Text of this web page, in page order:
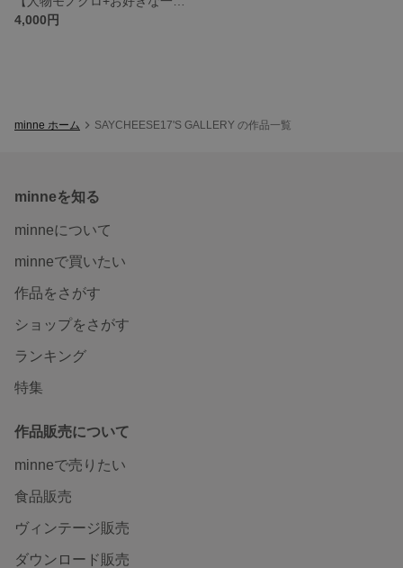
4,000円
minne ホーム SAYCHEESE17'S GALLERY の作品一覧
minneを知る
minneについて
minneで買いたい
作品をさがす
ショップをさがす
ランキング
特集
作品販売について
minneで売りたい
食品販売
ヴィンテージ販売
ダウンロード販売